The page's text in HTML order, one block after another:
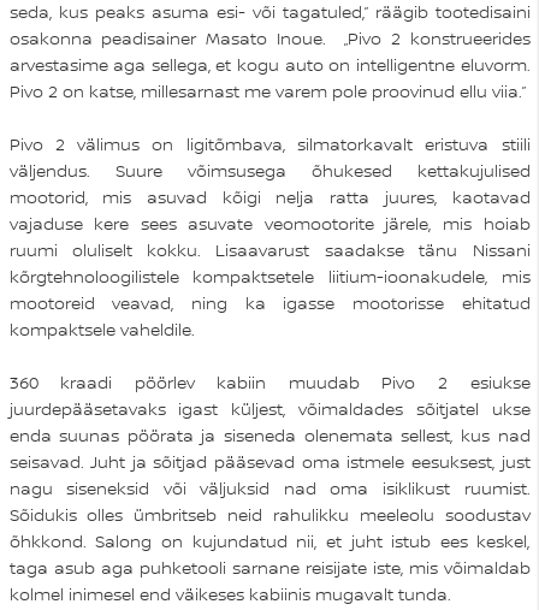
seda, kus peaks asuma esi- või tagatuled,” räägib tootedisaini
osakonna peadisainer Masato Inoue. „Pivo 2 konstrueerides
arvestasime aga sellega, et kogu auto on intelligentne eluvorm.
Pivo 2 on katse, millesarnast me varem pole proovinud ellu viia.”
Pivo 2 välimus on ligitõmbava, silmatorkavalt eristuva stiili
väljendus. Suure võimsusega õhukesed kettakujulised
mootorid, mis asuvad kõigi nelja ratta juures, kaotavad
vajaduse kere sees asuvate veomootorite järele, mis hoiab
ruumi oluliselt kokku. Lisaavarust saadakse tänu Nissani
kõrgtehnoloogilistele kompaktsetele liitium-ioonakudele, mis
mootoreid veavad, ning ka igasse mootorisse ehitatud
kompaktsele vaheldile.
360 kraadi pöörlev kabiin muudab Pivo 2 esiukse
juurdepääsetavaks igast küljest, võimaldades sõitjatel ukse
enda suunas pöörata ja siseneda olenemata sellest, kus nad
seisavad. Juht ja sõitjad pääsevad oma istmele eesuksest, just
nagu siseneksid või väljuksid nad oma isiklikust ruumist.
Sõidukis olles ümbritseb neid rahulikku meeleolu soodustav
õhkkond. Salong on kujundatud nii, et juht istub ees keskel,
taga asub aga puhketooli sarnane reisijate iste, mis võimaldab
kolmel inimesel end väikeses kabiinis mugavalt tunda.